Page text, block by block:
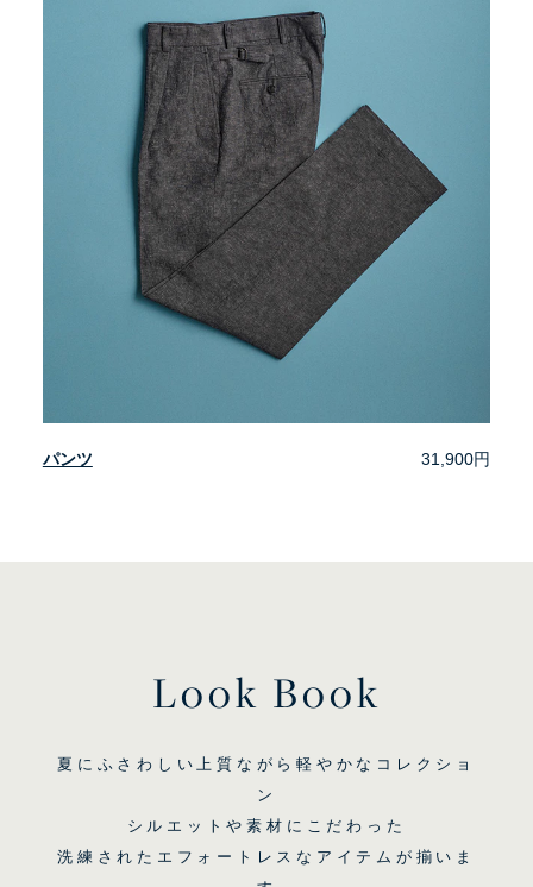
パンツ 31,900円
Look Book
夏にふさわしい上質ながら軽やかなコレクショ
ン
シルエットや素材にこだわった
洗練されたエフォートレスなアイテムが揃いま